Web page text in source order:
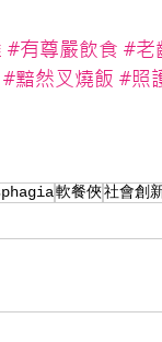
#有尊嚴飲食 #老
#黯然叉燒飯 #照
軟餐俠社會創